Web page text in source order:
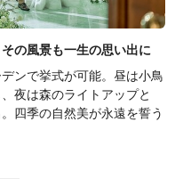
の風景も一生の思い出に
ンで挙式が可能。昼は小鳥
夜は森のライトアップと
四季の自然美が永遠を誓う